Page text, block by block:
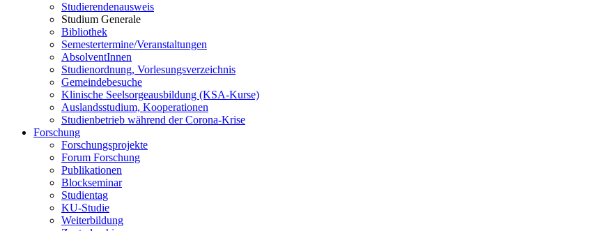
Studierendenausweis
Studium Generale
Bibliothek
Semestertermine/Veranstaltungen
AbsolventInnen
Studienordnung, Vorlesungsverzeichnis
Gemeindebesuche
Klinische Seelsorgeausbildung (KSA-Kurse)
Auslandsstudium, Kooperationen
Studienbetrieb während der Corona-Krise
Forschung
Forschungsprojekte
Forum Forschung
Publikationen
Blockseminar
Studientag
KU-Studie
Weiterbildung